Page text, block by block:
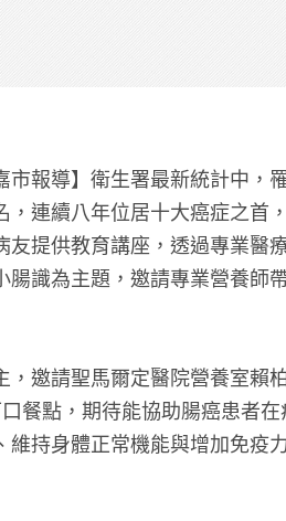
市報導】衛生署最新統計中
，連續八年位居十大癌症之首
提供教育講座，透過專業醫
識為主題，邀請專業營養師
邀請聖馬爾定醫院營養室賴
餐點，期待能協助腸癌患者
持身體正常機能與增加免疫